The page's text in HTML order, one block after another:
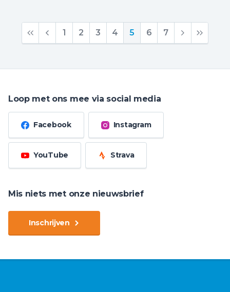
1 2 3 4 5 6 7
Loop met ons mee via social media
Facebook Instagram
YouTube Strava
Mis niets met onze nieuwsbrief
Inschrijven